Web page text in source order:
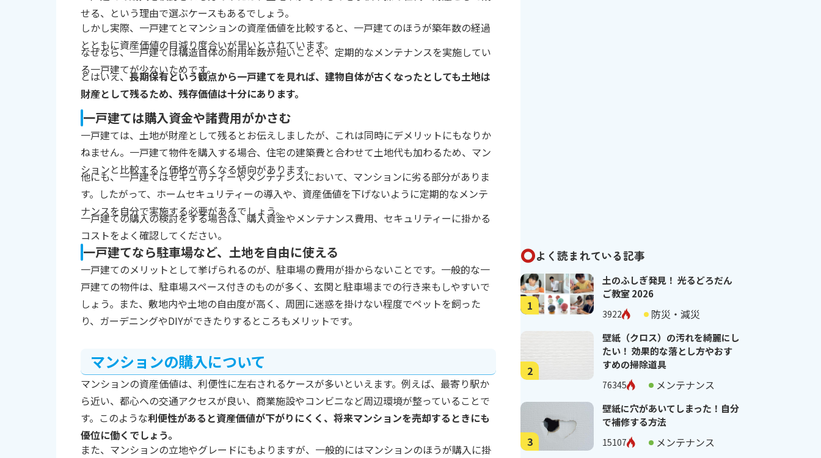
せる、という理由で選ぶケースもあるでしょう。
しかし実際、一戸建てとマンションの資産価値を比較すると、一戸建てのほうが築年数の経過
とともに資産価値の目減り度合いが早いとされています。
なぜなら、一戸建ては構造自体の耐用年数が短いことや、定期的なメンテナンスを実施してい
る一戸建てが少ないためです。
とはいえ、長期保有という観点から一戸建てを見れば、建物自体が古くなったとしても土地は
財産として残るため、残存価値は十分にあります。
一戸建ては購入資金や諸費用がかさむ
一戸建ては、土地が財産として残るとお伝えしましたが、これは同時にデメリットにもなりか
ねません。一戸建て物件を購入する場合、住宅の建築費と合わせて土地代も加わるため、マン
ションと比較すると価格が高くなる傾向があります。
他にも、一戸建てはセキュリティーやメンテナンスにおいて、マンションに劣る部分がありま
す。したがって、ホームセキュリティーの導入や、資産価値を下げないように定期的なメンテ
ナンスを自分で実施する必要があるでしょう。
一戸建ての購入の検討をする場合は、購入資金やメンテナンス費用、セキュリティーに掛かる
コストをよく確認してください。
一戸建てなら駐車場など、土地を自由に使える
一戸建てのメリットとして挙げられるのが、駐車場の費用が掛からないことです。一般的な一
戸建ての物件は、駐車場スペース付きのものが多く、玄関と駐車場までの行き来もしやすいで
しょう。また、敷地内や土地の自由度が高く、周囲に迷惑を掛けない程度でペットを飼った
り、ガーデニングやDIYができたりするところもメリットです。
マンションの購入について
マンションの資産価値は、利便性に左右されるケースが多いといえます。例えば、最寄り駅か
ら近い、都心への交通アクセスが良い、商業施設やコンビニなど周辺環境が整っていることで
す。このような利便性があると資産価値が下がりにくく、将来マンションを売却するときにも
優位に働くでしょう。
また、マンションの立地やグレードにもよりますが、一般的にはマンションのほうが購入に掛
よく読まれている記事
1
土のふしぎ発見！ 光るどろだん
ご教室 2026
3922 防災・減災
2
壁紙（クロス）の汚れを綺麗にし
たい！ 効果的な落とし方やおす
すめの掃除道具
76345 メンテナンス
3
壁紙に穴があいてしまった！自分
で補修する方法
15107 メンテナンス